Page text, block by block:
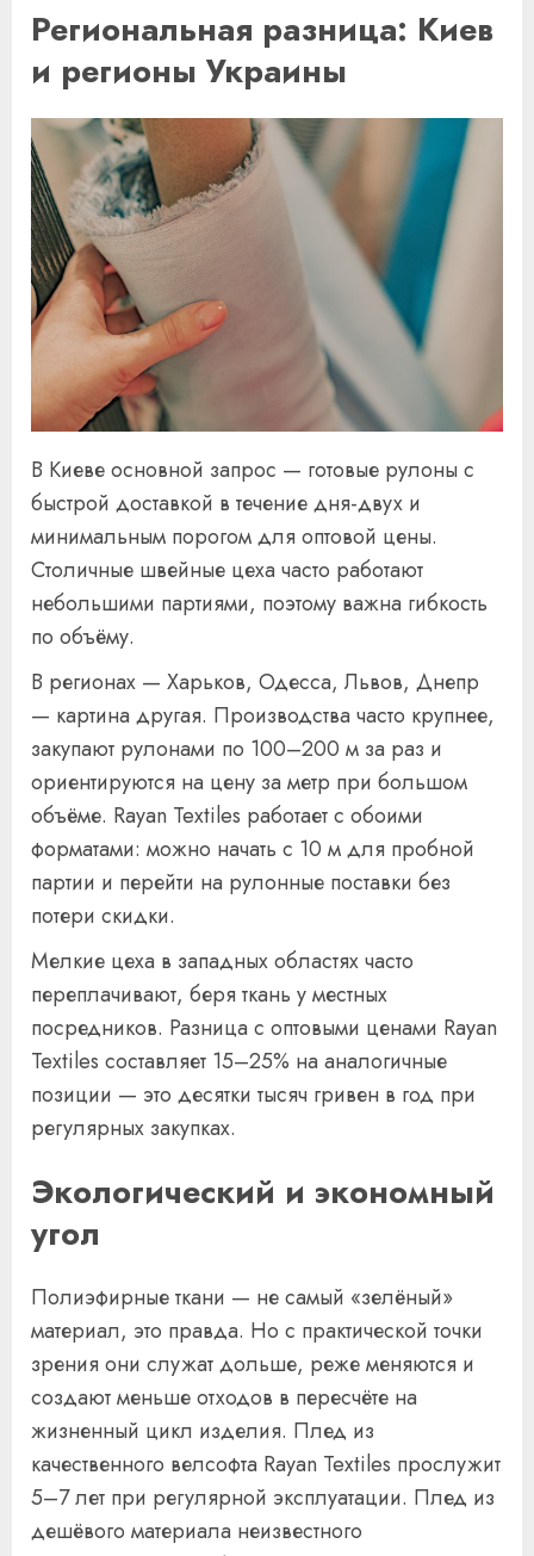
Региональная разница: Киев
и регионы Украины
В Киеве основной запрос — готовые рулоны с
быстрой доставкой в течение дня-двух и
минимальным порогом для оптовой цены.
Столичные швейные цеха часто работают
небольшими партиями, поэтому важна гибкость
по объёму.
В регионах — Харьков, Одесса, Львов, Днепр
— картина другая. Производства часто крупнее,
закупают рулонами по 100–200 м за раз и
ориентируются на цену за метр при большом
объёме. Rayan Textiles работает с обоими
форматами: можно начать с 10 м для пробной
партии и перейти на рулонные поставки без
потери скидки.
Мелкие цеха в западных областях часто
переплачивают, беря ткань у местных
посредников. Разница с оптовыми ценами Rayan
Textiles составляет 15–25% на аналогичные
позиции — это десятки тысяч гривен в год при
регулярных закупках.
Экологический и экономный
угол
Полиэфирные ткани — не самый «зелёный»
материал, это правда. Но с практической точки
зрения они служат дольше, реже меняются и
создают меньше отходов в пересчёте на
жизненный цикл изделия. Плед из
качественного велсофта Rayan Textiles прослужит
5–7 лет при регулярной эксплуатации. Плед из
дешёвого материала неизвестного